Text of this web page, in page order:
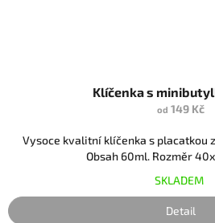
Klíčenka s
od 149 Kč
Vysoce kvalitní klíčenka s placatkou
Obsah 60ml. Rozměr
SKLADEM
Detail